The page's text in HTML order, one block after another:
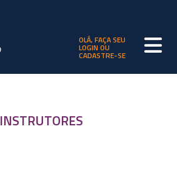
OLÁ, FAÇA SEU
LOGIN OU
CADASTRE-SE
INSTRUTORES